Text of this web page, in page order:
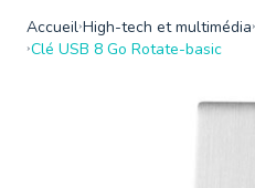
Accueil High-tech et multimédia
Clé USB 8 Go Rotate-basic